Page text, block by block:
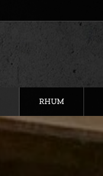
RHUM